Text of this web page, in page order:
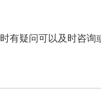
疑问可以及时咨询